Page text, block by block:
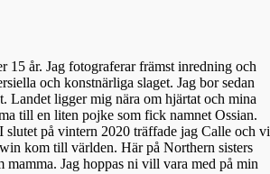
15 år. Jag fotograferar främst inredning och
och konstnärliga slaget. Jag bor sedan
Landet ligger mig nära om hjärtat och mina
till en liten pojke som fick namnet Ossian.
på vintern 2020 träffade jag Calle och vi
kom till världen. Här på Northern sisters
Jag hoppas ni vill vara med på min